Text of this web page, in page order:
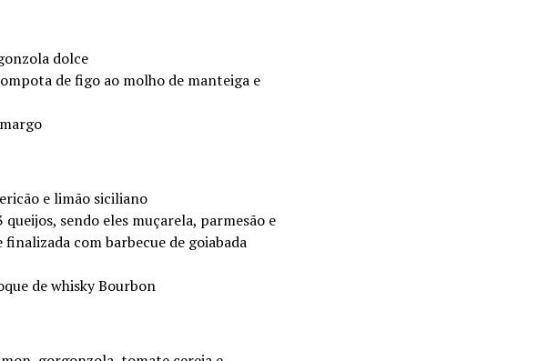
dolce
de figo ao molho de manteiga e
e limão siciliano
sendo eles muçarela, parmesão e
com barbecue de goiabada
de whisky Bourbon